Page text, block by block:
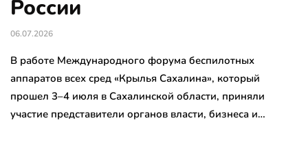
России
06.07.2026
В работе Международного форума беспилотных
аппаратов всех сред «Крылья Сахалина», который
прошел 3–4 июля в Сахалинской области, приняли
участие представители органов власти, бизнеса и…